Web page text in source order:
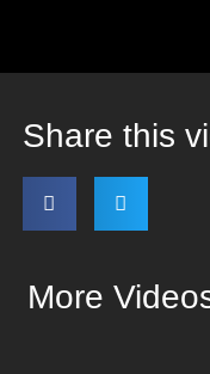
Share this
More